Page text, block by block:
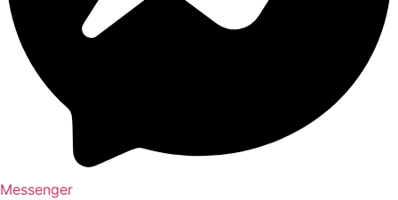
Messenger